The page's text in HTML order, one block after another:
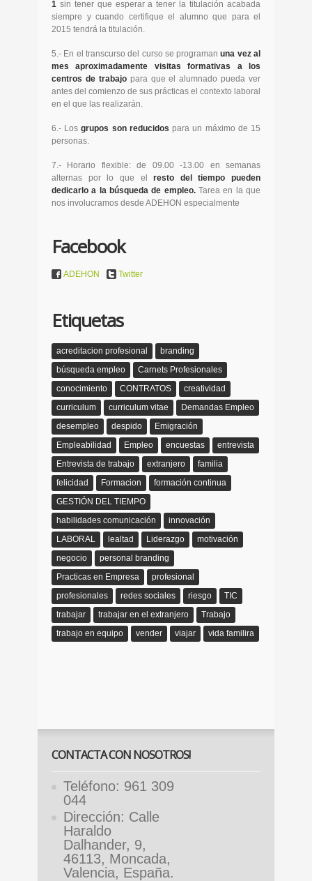
1 sin tener que esperar a tener la titulación acabada
siempre y cuando certifique el alumno que para el
2015 tendrá la titulación.
5.- En el transcurso del curso se programanuna vez al
mes aproximadamente visitas formativas a los
centros de trabajopara que el alumnado pueda ver
antes del comienzo de sus prácticas el contexto laboral
en el que las realizarán.
6.- Losgrupos son reducidos para un máximo de 15
personas.
7.- Horario flexible: de 09.00 -13.00 en semanas
alternas por lo que elresto del tiempo pueden
dedicarlo a la búsqueda de empleo.Tarea en la que
nos involucramos desde ADEHON especialmente
Facebook
ADEHON Twitter
Etiquetas
acreditacion profesional
branding
búsqueda empleo
Carnets Profesionales
conocimiento
CONTRATOS
creatividad
curriculum
curriculum vitae
Demandas Empleo
desempleo
despido
Emigración
Empleabilidad
Empleo encuestas
entrevista
Entrevista de trabajo
extranjero
familia
felicidad
Formacion
formación continua
GESTIÓN DEL TIEMPO
habilidades comunicación
innovación
LABORAL
lealtad Liderazgo
motivación
negocio
personal branding
Practicas en Empresa
profesional
profesionales
redes sociales riesgo
TIC
trabajar
trabajar en el extranjero
Trabajo
trabajo en equipo
vender viajar vida familira
CONTACTA CON NOSOTROS!
Teléfono: 961 309
044
Dirección: Calle
Haraldo
Dalhander, 9,
46113, Moncada,
Valencia, España.